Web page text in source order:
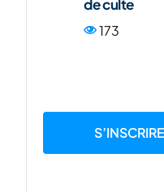
de culte
173